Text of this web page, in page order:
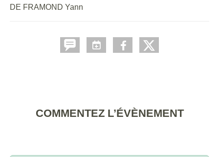
DE FRAMOND Yann
COMMENTEZ L’ÉVÈNEMENT